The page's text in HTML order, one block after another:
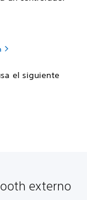
el siguiente
externo